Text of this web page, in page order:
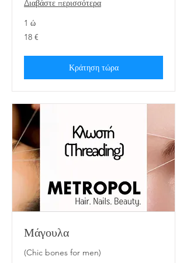
Διαβάστε περισσότερα
1 ώ
18
ευρώ
18 €
Κράτηση τώρα
Μάγουλα
(Chic bones for men)